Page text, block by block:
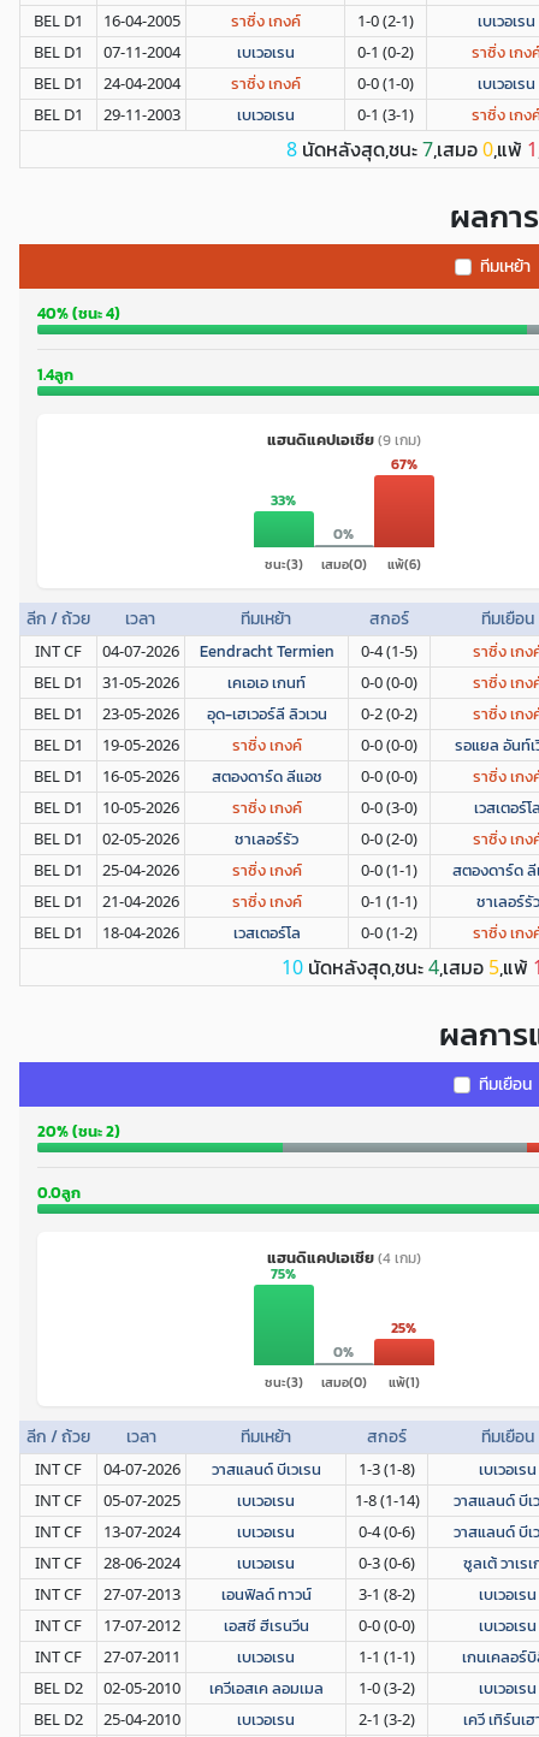
BEL D1 16-04-2005 ราซิ่ง เกงค์ 1-0 (2-1) เบเวอเรน
BEL D1 07-11-2004 เบเวอเรน 0-1 (0-2) ราซิ่ง เกง
BEL D1 24-04-2004 ราซิ่ง เกงค์ 0-0 (1-0) เบเวอเรน
BEL D1 29-11-2003 เบเวอเรน 0-1 (3-1) ราซิ่ง เกง
8 นัดหลังสุด,ชนะ7,เสมอ0,แพ้ 1
ผลกา
ทีมเหย้า
40% (ชนะ 4)
1.4ลูก
แฮนดิแคปเอเชีย(9 เกม)
33%
ชนะ(3)
0%
เสมอ(0)
67%
แพ้(6)
ลีก / ถ้วย เวลา ทีมเหย้า สกอร์ ทีมเยือน
INT CF 04-07-2026 Eendracht Termien 0-4 (1-5) ราซิ่ง เกง
BEL D1 31-05-2026 เคเอเอ เกนท์ 0-0 (0-0) ราซิ่ง เกง
BEL D1 23-05-2026 อุด-เฮเวอร์ลี ลิวเวน 0-2 (0-2) ราซิ่ง เกง
BEL D1 19-05-2026 ราซิ่ง เกงค์ 0-0 (0-0) รอแยล อันท์
BEL D1 16-05-2026 สตองดาร์ด ลีแอช 0-0 (0-0) ราซิ่ง เกง
BEL D1 10-05-2026 ราซิ่ง เกงค์ 0-0 (3-0) เวสเตอร์โ
BEL D1 02-05-2026 ชาเลอร์รัว 0-0 (2-0) ราซิ่ง เกง
BEL D1 25-04-2026 ราซิ่ง เกงค์ 0-0 (1-1) สตองดาร์ด
BEL D1 21-04-2026 ราซิ่ง เกงค์ 0-1 (1-1) ชาเลอร์รัว
BEL D1 18-04-2026 เวสเตอร์โล 0-0 (1-2) ราซิ่ง เกง
10นัดหลังสุด,ชนะ4,เสมอ 5,แพ้
ผลกา
ทีมเยือน
20% (ชนะ 2)
0.0ลูก
แฮนดิแคปเอเชีย(4 เกม)
75%
ชนะ(3)
0%
เสมอ(0)
25%
แพ้(1)
ลีก / ถ้วย เวลา ทีมเหย้า สกอร์ ทีมเยือน
INT CF 04-07-2026 วาสแลนด์ บีเวเรน 1-3 (1-8) เบเวอเรน
INT CF 05-07-2025 เบเวอเรน 1-8 (1-14) วาสแลนด์ บีเ
INT CF 13-07-2024 เบเวอเรน 0-4 (0-6) วาสแลนด์ บีเ
INT CF 28-06-2024 เบเวอเรน 0-3 (0-6) ซูลเต้ วาเร
INT CF 27-07-2013 เอนฟิลด์ ทาวน์ 3-1 (8-2) เบเวอเรน
INT CF 17-07-2012 เอสซี ฮีเรนวีน 0-0 (0-0) เบเวอเรน
INT CF 27-07-2011 เบเวอเรน 1-1 (1-1) เกนเคลอร์
BEL D2 02-05-2010 เควีเอสเค ลอมเมล 1-0 (3-2) เบเวอเรน
BEL D2 25-04-2010 เบเวอเรน 2-1 (3-2) เควี เทิร์นเ